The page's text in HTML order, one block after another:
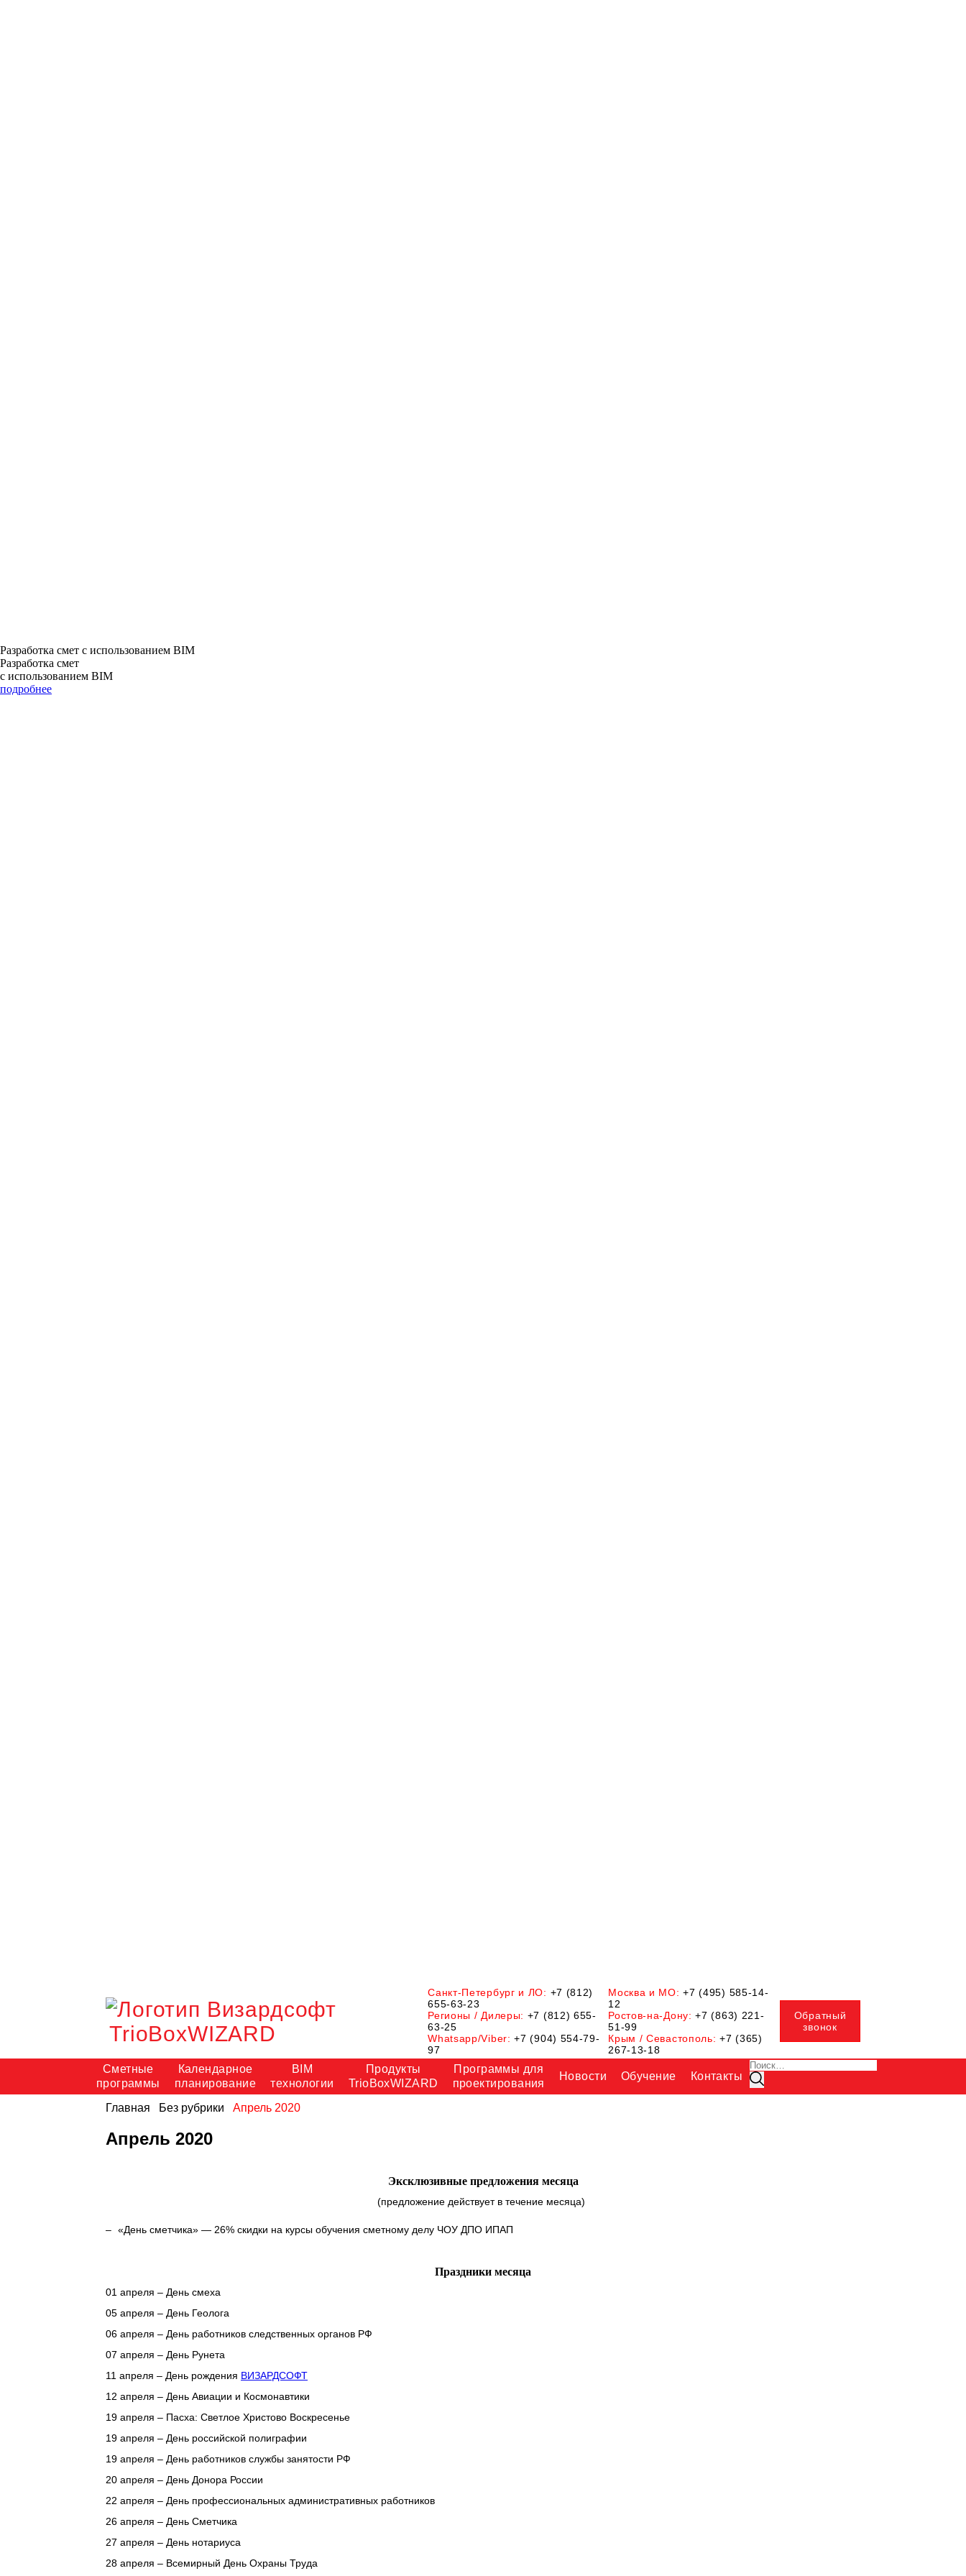
Разработка смет с использованием BIM
Разработка смет
с использованием BIM
подробнее
TrioBoxWIZARD
Санкт-Петербург и ЛО: +7 (812)
655-63-23
Регионы / Дилеры: +7 (812) 655-
63-25
Whatsapp/Viber:+7 (904) 554-79-
97
Москва и МО:+7 (495) 585-14-
12
Ростов-на-Дону:+7 (863) 221-
51-99
Крым / Севастополь:+7 (365)
267-13-18
Обратный
звонок
Сметные
программы
Календарное
планирование
BIM
технологии
Продукты
TrioBoxWIZARD
Программы для
проектирования
Новости Обучение Контакты
Искать:
Поиск
Главная Без рубрики Апрель 2020
Апрель 2020
Эксклюзивные предложения месяца
(предложение действует в течение месяца)
«День сметчика» — 26% скидки на курсы обучения сметному делу ЧОУ ДПО ИПАП
Праздники месяца
01 апреля – День смеха
05 апреля – День Геолога
06 апреля – День работников следственных органов РФ
07 апреля – День Рунета
11 апреля – День рождения ВИЗАРДСОФТ
12 апреля – День Авиации и Космонавтики
19 апреля – Пасха: Светлое Христово Воскресенье
19 апреля – День российской полиграфии
19 апреля – День работников службы занятости РФ
20 апреля – День Донора России
22 апреля – День профессиональных административных работников
26 апреля – День Сметчика
27 апреля – День нотариуса
28 апреля – Всемирный День Охраны Труда